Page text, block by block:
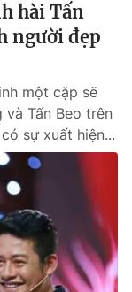
hài Tấn
người đẹp
một cặp sẽ
Tấn Beo trên
sự xuất hiện...